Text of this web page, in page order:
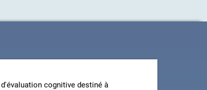
cognitive destiné à